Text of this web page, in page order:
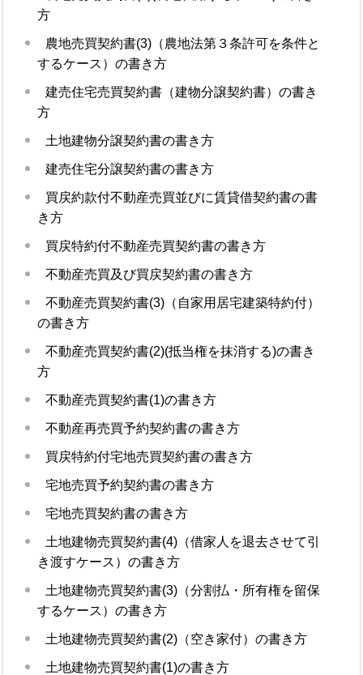
方
農地売買契約書(3)（農地法第３条許可を条件と
するケース）の書き方
建売住宅売買契約書（建物分譲契約書）の書き
方
土地建物分譲契約書の書き方
建売住宅分譲契約書の書き方
買戻約款付不動産売買並びに賃貸借契約書の書
き方
買戻特約付不動産売買契約書の書き方
不動産売買及び買戻契約書の書き方
不動産売買契約書(3)（自家用居宅建築特約付）
の書き方
不動産売買契約書(2)(抵当権を抹消する)の書き
方
不動産売買契約書(1)の書き方
不動産再売買予約契約書の書き方
買戻特約付宅地売買契約書の書き方
宅地売買予約契約書の書き方
宅地売買契約書の書き方
土地建物売買契約書(4)（借家人を退去させて引
き渡すケース）の書き方
土地建物売買契約書(3)（分割払・所有権を留保
するケース）の書き方
土地建物売買契約書(2)（空き家付）の書き方
土地建物売買契約書(1)の書き方